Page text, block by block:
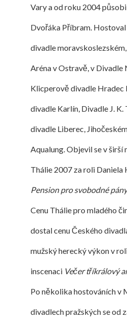
Vary a od roku 2004
Dvořáka Příbram.
divadle
Aréna v Ostravě, v Divadle
Klicperově divadle Hradec
divadle Karlín, Divadle J. K.
divadle Liberec,
Aqualung. Objevil se v širší
Thálie 2007 za roli Daniela
Pension pro svobodné pány
Cenu Thálie pro mladého
dostal cenu Českého
mužský herecký výkon v
inscenaci Večer tříkrálový
Po několika hostováních v
divadlech pražských se od